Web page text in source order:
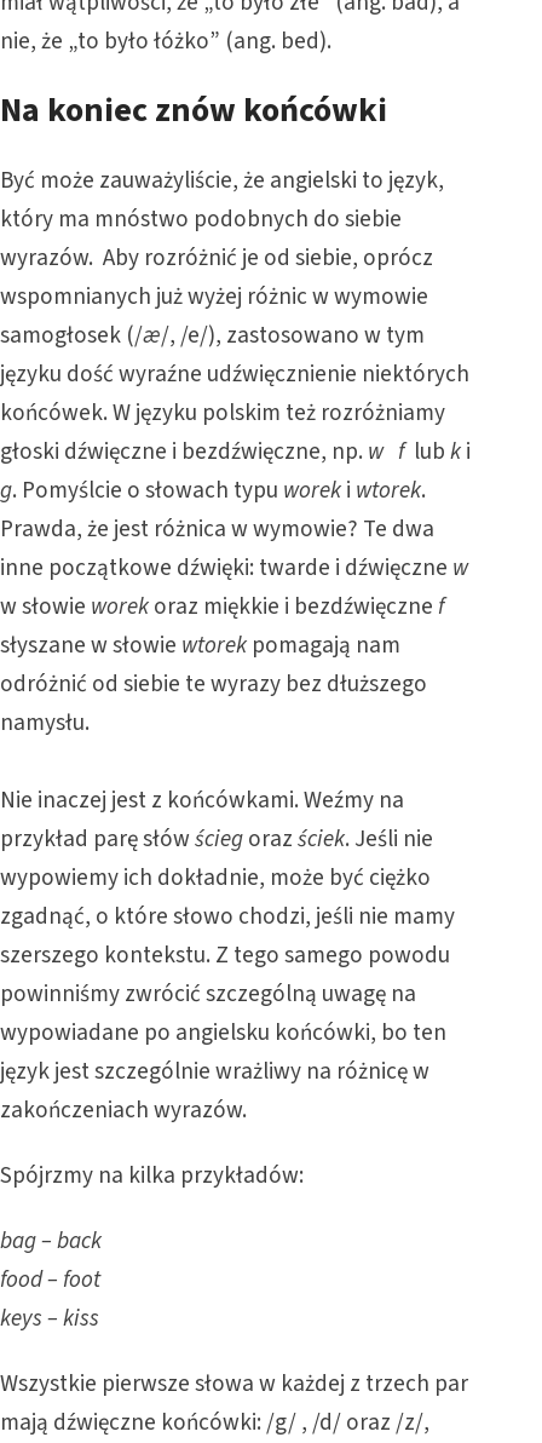
nie, że „to było łóżko” (ang. bed).
Na koniec znów końcówki
Być może zauważyliście, że angielski to język,
który ma mnóstwo podobnych do siebie
wyrazów. Aby rozróżnić je od siebie, oprócz
wspomnianych już wyżej różnic w wymowie
samogłosek (/æ/, /e/), zastosowano w tym
języku dość wyraźne udźwięcznienie niektórych
końcówek. W języku polskim też rozróżniamy
głoski dźwięczne i bezdźwięczne, np. w flubki
g. Pomyślcie o słowach typu woreki wtorek.
Prawda, że jest różnica w wymowie? Te dwa
inne początkowe dźwięki: twarde i dźwięczne w
w słowie worekoraz miękkie i bezdźwięczne f
słyszane w słowie wtorek pomagają nam
odróżnić od siebie te wyrazy bez dłuższego
namysłu.
Nie inaczej jest z końcówkami. Weźmy na
przykład parę słówściegorazściek. Jeśli nie
wypowiemy ich dokładnie, może być ciężko
zgadnąć, o które słowo chodzi, jeśli nie mamy
szerszego kontekstu. Z tego samego powodu
powinniśmy zwrócić szczególną uwagę na
wypowiadane po angielsku końcówki, bo ten
język jest szczególnie wrażliwy na różnicę w
zakończeniach wyrazów.
Spójrzmy na kilka przykładów:
bag – back
food – foot
keys – kiss
Wszystkie pierwsze słowa w każdej z trzech par
mają dźwięczne końcówki: /g/ , /d/ oraz /z/,